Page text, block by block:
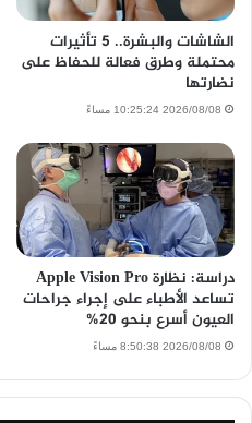
الشاشات والبشرة.. 5 تأثيرات
محتملة وطرق فعالة للحفاظ على
نضارتها
2026/08/08 10:25:24 مساءً
دراسة: نظارة Apple Vision Pro
تساعد الأطباء على إجراء جراحات
العيون أسرع بنحو 20%
2026/08/08 8:50:38 مساءً